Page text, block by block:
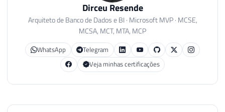
Dirceu Resende
Arquiteto de Banco de Dados e BI · Microsoft MVP · MCSE,
MCSA, MCT, MTA, MCP
WhatsApp
Telegram
Veja minhas certificações